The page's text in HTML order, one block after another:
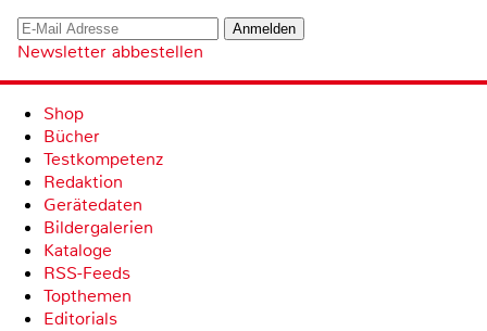
Newsletter abbestellen
Shop
Bücher
Testkompetenz
Redaktion
Gerätedaten
Bildergalerien
Kataloge
RSS-Feeds
Topthemen
Editorials